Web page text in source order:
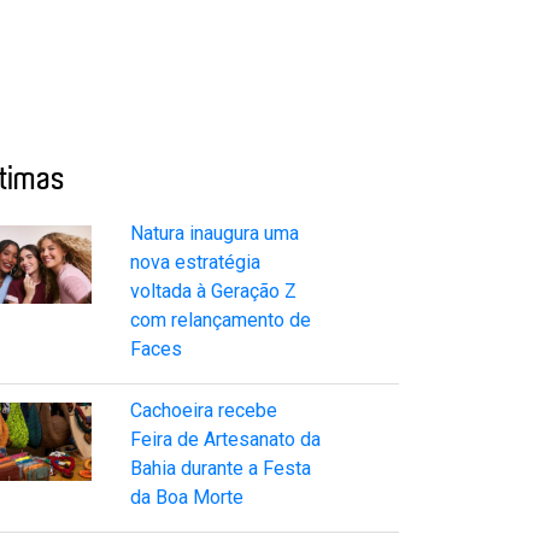
Natura inaugura uma
nova estratégia
voltada à Geração Z
com relançamento de
Faces
Cachoeira recebe
Feira de Artesanato da
Bahia durante a Festa
da Boa Morte